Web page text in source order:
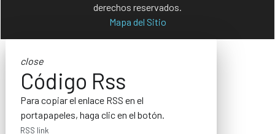
derechos reservados.
Mapa del Sitio
close
Código Rss
Para copiar el enlace RSS en el
portapapeles, haga clic en el botón.
RSS link